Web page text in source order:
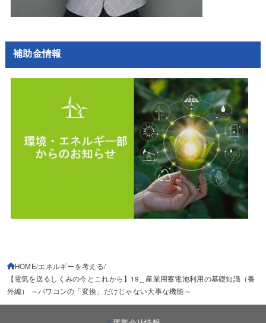
補助金情報
HOME エネルギーを考える
【電気を送るしくみの今とこれから】19＿産業用蓄電池利用の基礎知識（番
外編） ～パワコンの「変換」だけじゃない大事な機能～